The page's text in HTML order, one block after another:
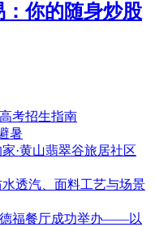
：你的随身炒股
考招生指南
暑
·黄山翡翠谷旅居社区
透汽、面料工艺与场景
德福餐厅成功举办——以